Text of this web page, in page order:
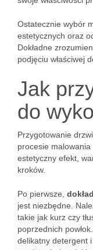
Ostatecznie wybór
estetycznych oraz
Dokładne
podjęciu właściwej
Jak
do
Przygotowanie
procesie malowania
estetyczny efekt,
kroków.
Po pierwsze,
jest niezbędne.
takie jak kurz czy
poprzednich
delikatny detergent